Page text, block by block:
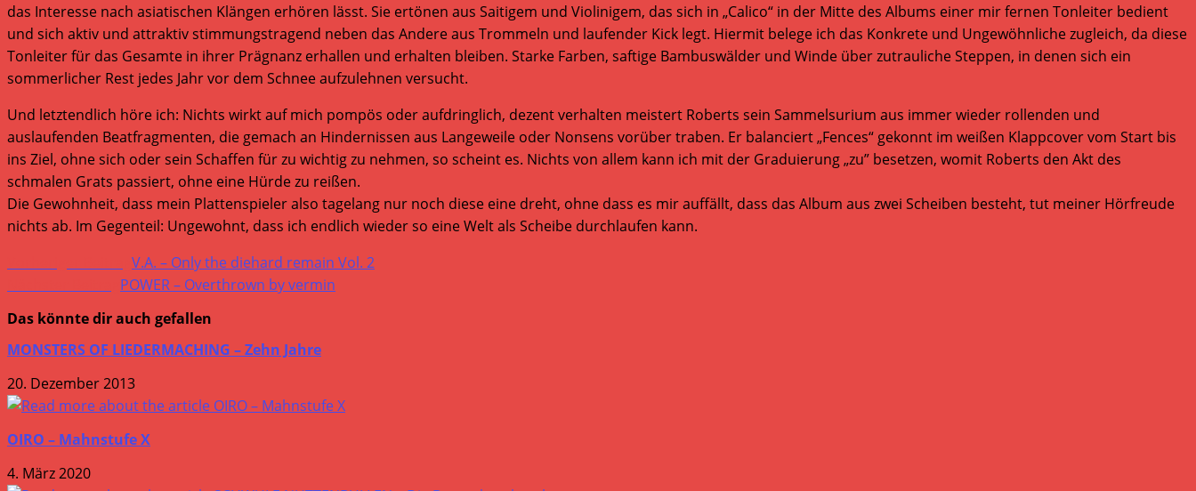
das Interesse nach asiatischen Klängen erhören lässt. Sie ertönen aus Saitigem und Violinigem, das sich in „Calico“ in der Mitte des Albums einer mir fernen Tonleiter bedient
und sich aktiv und attraktiv stimmungstragend neben das Andere aus Trommeln und laufender Kick legt. Hiermit belege ich das Konkrete und Ungewöhnliche zugleich, da diese
Tonleiter für das Gesamte in ihrer Prägnanz erhallen und erhalten bleiben. Starke Farben, saftige Bambuswälder und Winde über zutrauliche Steppen, in denen sich ein
sommerlicher Rest jedes Jahr vor dem Schnee aufzulehnen versucht.
Und letztendlich höre ich: Nichts wirkt auf mich pompös oder aufdringlich, dezent verhalten meistert Roberts sein Sammelsurium aus immer wieder rollenden und
auslaufenden Beatfragmenten, die gemach an Hindernissen aus Langeweile oder Nonsens vorüber traben. Er balanciert „Fences“ gekonnt im weißen Klappcover vom Start bis
ins Ziel, ohne sich oder sein Schaffen für zu wichtig zu nehmen, so scheint es. Nichts von allem kann ich mit der Graduierung „zu” besetzen, womit Roberts den Akt des
schmalen Grats passiert, ohne eine Hürde zu reißen.
Die Gewohnheit, dass mein Plattenspieler also tagelang nur noch diese eine dreht, ohne dass es mir auffällt, dass das Album aus zwei Scheiben besteht, tut meiner Hörfreude
nichts ab. Im Gegenteil: Ungewohnt, dass ich endlich wieder so eine Welt als Scheibe durchlaufen kann.
Weitere
Artikel
ansehen
V.A. – Only the diehard remain Vol. 2
POWER – Overthrown by vermin
Das könnte dir auch gefallen
MONSTERS OF LIEDERMACHING – Zehn Jahre
20. Dezember 2013
OIRO – Mahnstufe X
4. März 2020